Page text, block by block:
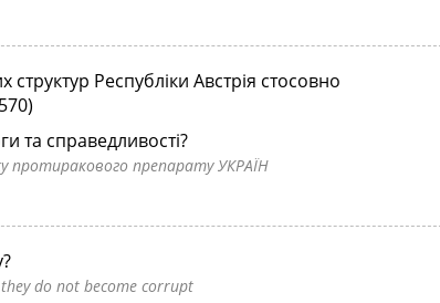
Республіки Австрія стосовно
та справедливості?
протиракового препарату УКРАЇН
do not become corrupt